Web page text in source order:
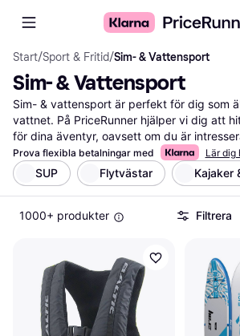
Start/Sport & Fritid/Sim- & Vattensport
Sim- & Vattensport
Sim- & vattensport är perfekt för dig som
vattnet. På PriceRunner hjälper vi dig att
för dina äventyr, oavsett om du är
paddling eller snorkling. Vi listar ett brett
och gör det enkelt att jämföra priser från
Med våra praktiska filter kan du snabbt
produktkategori, pris eller
lättare för dig att hitta den utrustning som
och funktionalitet. Vi guidar dig till de
ser till att du får mest valuta för pengarna.
din nästa sim- & vattensportutrustning och
vattenäventyr!
Mer om sim- & vattensport
Prova flexibla betalningar med Lär dig
SUP Flytvästar Kajaker
1000+ produkter Filtrera